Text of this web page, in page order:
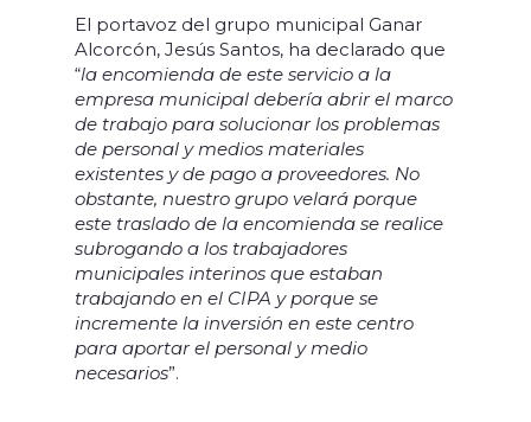
El portavoz del grupo municipal Ganar
Alcorcón, Jesús Santos, ha declarado que
“la encomienda de este servicio a la
empresa municipal debería abrir el marco
de trabajo para solucionar los problemas
de personal y medios materiales
existentes y de pago a proveedores. No
obstante, nuestro grupo velará porque
este traslado de la encomienda se realice
subrogando a los trabajadores
municipales interinos que estaban
trabajando en el CIPA y porque se
incremente la inversión en este centro
para aportar el personal y medio
necesarios”.